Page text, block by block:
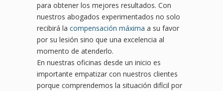
para obtener los mejores resultados. Con
nuestros abogados experimentados no solo
recibirá la compensación máxima a su favor
por su lesión sino que una excelencia al
momento de atenderlo.
En nuestras oficinas desde un inicio es
importante empatizar con nuestros clientes
porque comprendemos la situación difícil por